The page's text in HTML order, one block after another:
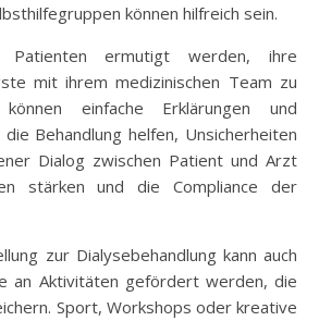
können hilfreich sein.
Patienten ermutigt werden, ihre
mit ihrem medizinischen Team zu
einfache Erklärungen und
Behandlung helfen, Unsicherheiten
Dialog zwischen Patient und Arzt
stärken und die Compliance der
zur Dialysebehandlung kann auch
an Aktivitäten gefördert werden, die
Sport, Workshops oder kreative